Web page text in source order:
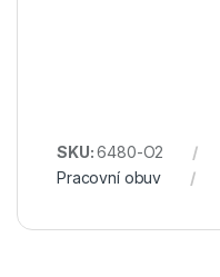
SKU:6480-O2
Pracovní obuv